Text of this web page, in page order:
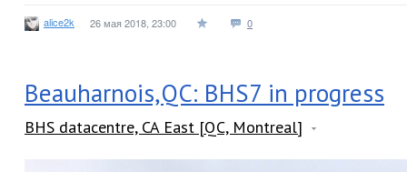
alice2k 26 мая 2018, 23:00 0
Beauharnois,QC: BHS7 in progress
BHS datacentre, CA East [QC, Montreal]